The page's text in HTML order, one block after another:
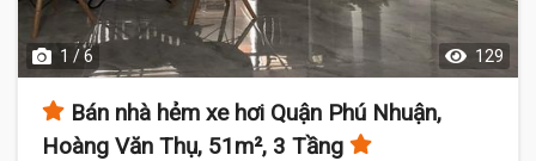
1 / 6 129
Bán nhà hẻm xe hơi Quận Phú Nhuận,
Hoàng Văn Thụ, 51m², 3 Tầng